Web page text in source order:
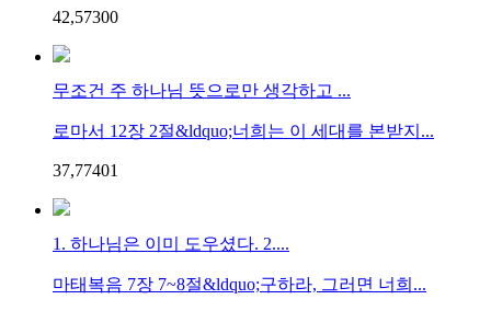
42,57300
무조건 주 하나님 뜻으로만 생각하고 ...
로마서 12장 2절&ldquo;너희는 이 세대를 본받지...
37,77401
1. 하나님은 이미 도우셨다. 2....
마태복음 7장 7~8절&ldquo;구하라, 그러면 너희...